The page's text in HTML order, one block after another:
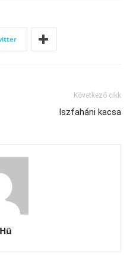
Következő cikk
Iszfaháni kacsa